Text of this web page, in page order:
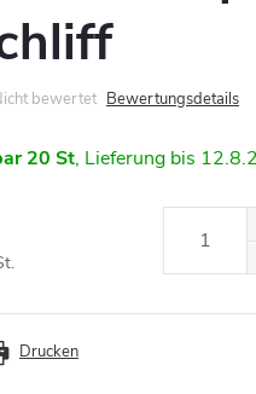
bewertet Bewertungsdetails
20 St
Drucken